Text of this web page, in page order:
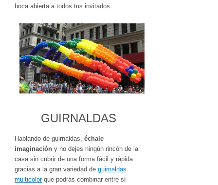
boca abierta a todos tus invitados.
GUIRNALDAS
Hablando de guirnaldas, échale
imaginación y no dejes ningún rincón de la
casa sin cubrir de una forma fácil y rápida
gracias a la gran variedad de guirnaldas
multicolorque podrás combinar entre sí